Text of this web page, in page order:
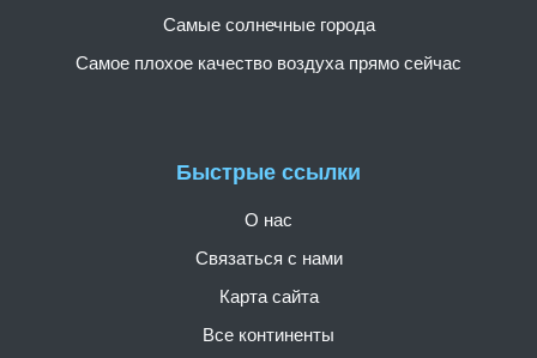
Быстрые ссылки
О нас
Связаться с нами
Карта сайта
Все континенты
Самые солнечные города
Самое плохое качество воздуха прямо сейчас